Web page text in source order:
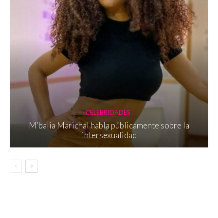
CELEBRIDADES
M’balia Marichal habla públicamente sobre la
intersexualidad